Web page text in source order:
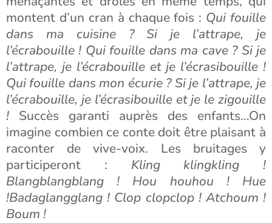
montent d’un cran à chaque fois : Qui fouille
dans ma cuisine ? Si je l’attrape, je
l’écrabouille ! Qui fouille dans ma cave ? Si je
l’attrape, je l’écrabouille et je l’écrasibouille !
Qui fouille dans mon écurie ? Si je l’attrape, je
l’écrabouille, je l’écrasibouille et je le zigouille
! Succès garanti auprès des enfants…On
imagine combien ce conte doit être plaisant à
raconter de vive-voix. Les bruitages y
participeront : Kling klingkling !
Blangblangblang ! Hou houhou ! Hue
!Badaglangglang ! Clop clopclop ! Atchoum !
Boum !